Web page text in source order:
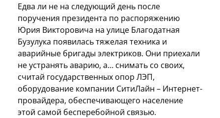
Едва ли не на следующий день после
поручения президента по распоряжению
Юрия Викторовича на улице Благодатная
Бузулука появилась тяжелая техника и
аварийные бригады электриков. Они приехали
не устранять аварию, а… снимать со своих,
считай государственных опор ЛЭП,
оборудование компании СитиЛайн – Интернет-
провайдера, обеспечивающего население
этой самой бесперебойной связью.